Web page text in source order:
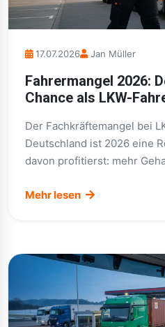
17.07.2026 Jan Müller
Fahrermangel 2026:
Chance als LKW-
Der Fachkräftemangel bei
Deutschland ist 2026 eine
davon profitierst: mehr
Mehr lesen